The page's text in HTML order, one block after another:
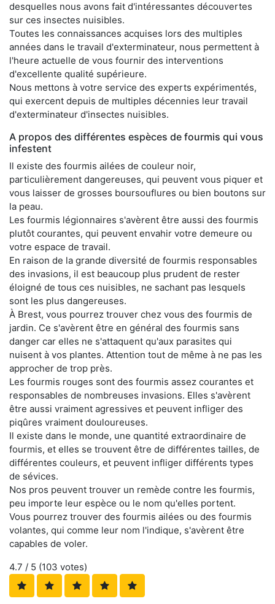
desquelles nous avons fait d'intéressantes découvertes
sur ces insectes nuisibles.
Toutes les connaissances acquises lors des multiples
années dans le travail d'exterminateur, nous permettent à
l'heure actuelle de vous fournir des interventions
d'excellente qualité supérieure.
Nous mettons à votre service des experts expérimentés,
qui exercent depuis de multiples décennies leur travail
d'exterminateur d'insectes nuisibles.
A propos des différentes espèces de fourmis qui vous
infestent
Il existe des fourmis ailées de couleur noir,
particulièrement dangereuses, qui peuvent vous piquer et
vous laisser de grosses boursouflures ou bien boutons sur
la peau.
Les fourmis légionnaires s'avèrent être aussi des fourmis
plutôt courantes, qui peuvent envahir votre demeure ou
votre espace de travail.
En raison de la grande diversité de fourmis responsables
des invasions, il est beaucoup plus prudent de rester
éloigné de tous ces nuisibles, ne sachant pas lesquels
sont les plus dangereuses.
À Brest, vous pourrez trouver chez vous des fourmis de
jardin. Ce s'avèrent être en général des fourmis sans
danger car elles ne s'attaquent qu'aux parasites qui
nuisent à vos plantes. Attention tout de même à ne pas les
approcher de trop près.
Les fourmis rouges sont des fourmis assez courantes et
responsables de nombreuses invasions. Elles s'avèrent
être aussi vraiment agressives et peuvent infliger des
piqûres vraiment douloureuses.
Il existe dans le monde, une quantité extraordinaire de
fourmis, et elles se trouvent être de différentes tailles, de
différentes couleurs, et peuvent infliger différents types
de sévices.
Nos pros peuvent trouver un remède contre les fourmis,
peu importe leur espèce ou le nom qu'elles portent.
Vous pourrez trouver des fourmis ailées ou des fourmis
volantes, qui comme leur nom l'indique, s'avèrent être
capables de voler.
4.7 / 5 (103 votes)